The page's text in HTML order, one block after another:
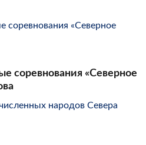
соревнования «Северное